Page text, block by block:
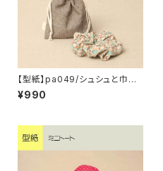
【型紙】pa049/シュシュと巾着
袋・SS
¥990